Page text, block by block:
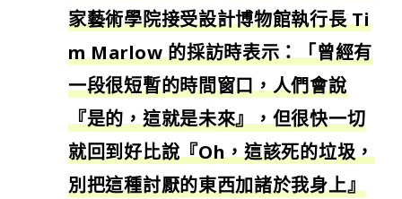
家藝術學院接受設計博物館執行長 Ti
m Marlow 的採訪時表示：「曾經有
一段很短暫的時間窗口，人們會說
『是的，這就是未來』，但很快一切
就回到好比說『Oh，這該死的垃圾，
別把這種討厭的東西加諸於我身上』